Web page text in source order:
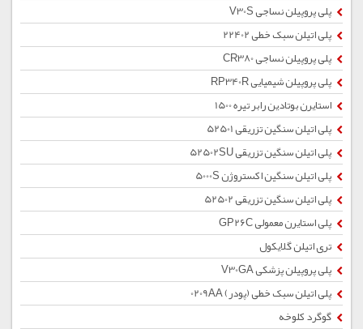
پلی پروپیلن نساجی V30S
پلی اتیلن سبک خطی 22402
پلی پروپیلن نساجی CR380
پلی پروپیلن شیمیایی RP340R
استایرن بوتادین رابر تیره 1500
پلی اتیلن سنگین تزریقی 52501
پلی اتیلن سنگین تزریقی 52502SU
پلی اتیلن سنگین اکستروژن 5000S
پلی اتیلن سنگین تزریقی 52502
پلی استایرن معمولی GP26C
تری اتیلن گلایکول
پلی پروپیلن پزشکی V30GA
پلی اتیلن سبک خطی (پودر) 0209AA
گوگرد کلوخه